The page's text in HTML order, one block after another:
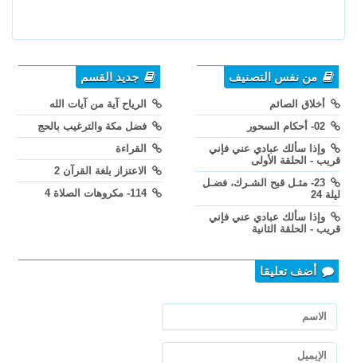
من نفس التصنيف
أخلاق الصائم
وإذا سألك عبادي عني فإني
قريب - الحلقة الأولى
23- مثـل قبح الشـرك، فضـل
ليلة 24
وإذا سألك عبادي عني فإني
قريب - الحلقة الثانية
جديد القسم
الرياح آية من آيات الله
فضل مكة والترغيب بالحج
القراءة
الاعتزاز بلغة القرآن 2
114- مكروهات الصلاة 4
أضف تعليقا